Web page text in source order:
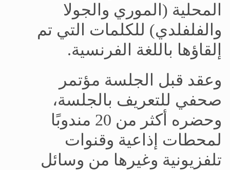
المحلية (الموري والجولا
والفلفلدي) للكلمات التي تم
إلقاؤها باللغة الفرنسية.
وعقد قبل الجلسة مؤتمر
صحفي للتعريف بالجلسة،
وحضره أكثر من 20 مندوبًا
لمحطات إذاعية وقنوات
تلفزيونية وغيرها من وسائل